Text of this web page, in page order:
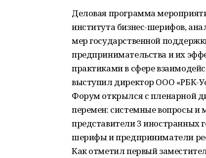
Деловая программа
института бизнес-шерифов,
мер государственной
предпринимательства и их
практиками в сфере
выступил директор ООО «РБК-
Форум открылся с пленарной
перемен: системные вопросы и
представители 3 иностранных
шерифы и предприниматели
Как отметил первый